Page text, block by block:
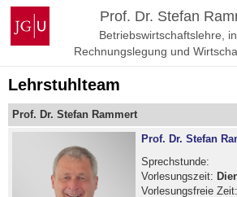
Zum
Inhalt
springen
Johannes
Gutenberg-
Universität
Prof. Dr. Stefan
Betriebswirtschaftslehre,
Rechnungslegung und
Lehrstuhlteam
Prof. Dr. Stefan Rammert
Prof. Dr. Stefan
Sprechstunde:
Vorlesungszeit:
Vorlesungsfreie Zeit: